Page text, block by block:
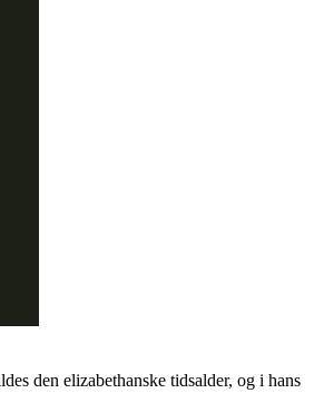
den elizabethanske tidsalder, og i hans